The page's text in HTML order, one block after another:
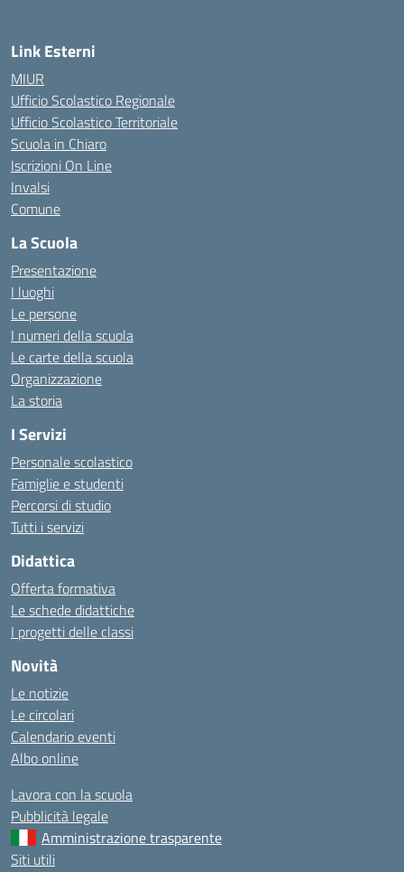
Link Esterni
MIUR
Ufficio Scolastico Regionale
Ufficio Scolastico Territoriale
Scuola in Chiaro
Iscrizioni On Line
Invalsi
Comune
La Scuola
Presentazione
I luoghi
Le persone
I numeri della scuola
Le carte della scuola
Organizzazione
La storia
I Servizi
Personale scolastico
Famiglie e studenti
Percorsi di studio
Tutti i servizi
Didattica
Offerta formativa
Le schede didattiche
I progetti delle classi
Novità
Le notizie
Le circolari
Calendario eventi
Albo online
Lavora con la scuola
Pubblicità legale
Amministrazione trasparente
Siti utili